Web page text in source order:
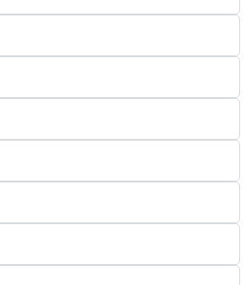
24V 15W HELLA -